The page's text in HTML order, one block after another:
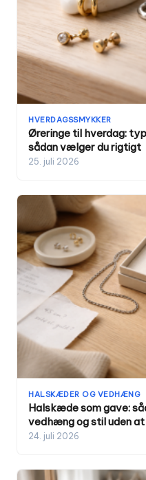
HVERDAGSSMYKKER
Øreringe til hverdag:
sådan vælger du rigtigt
25. juli 2026
HALSKÆDER OG VEDHÆNG
Halskæde som gave:
vedhæng og stil uden
24. juli 2026